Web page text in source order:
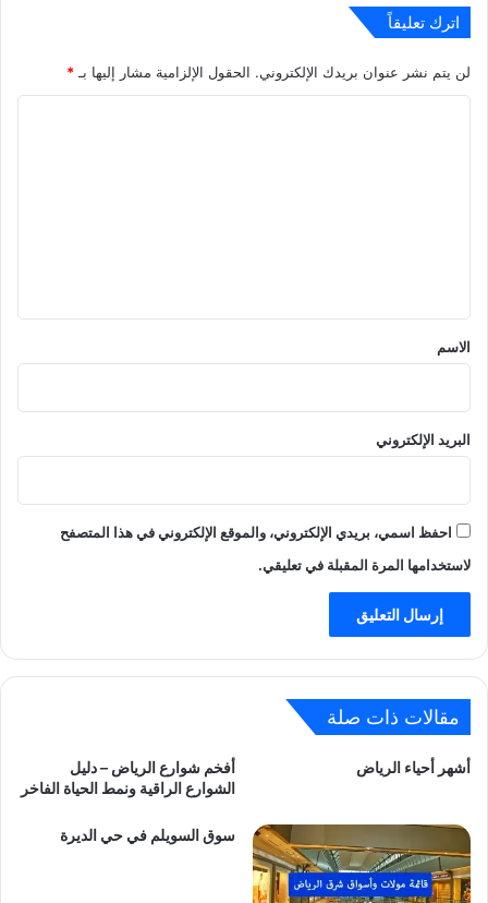
اترك تعليقاً
لن يتم نشر عنوان بريدك الإلكتروني. الحقول الإلزامية مشار إليها بـ *
*
الاسم
البريد الإلكتروني
احفظ اسمي، بريدي الإلكتروني، والموقع الإلكتروني في هذا المتصفح
لاستخدامها المرة المقبلة في تعليقي.
مقالات ذات صلة
أشهر أحياء الرياض
أفخم شوارع الرياض – دليل
الشوارع الراقية ونمط الحياة الفاخر
سوق السويلم في حي الديرة